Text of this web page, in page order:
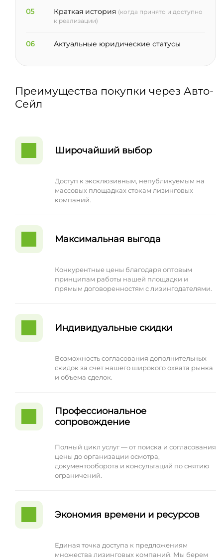
05 Краткая история (когда принято и доступно
к реализации)
06 Актуальные юридические статусы
Преимущества покупки через Авто-
Сейл
Широчайший выбор
Доступ к эксклюзивным, непубликуемым на
массовых площадках стокам лизинговых
компаний.
Максимальная выгода
Конкурентные цены благодаря оптовым
принципам работы нашей площадки и
прямым договоренностям с лизингодателями.
Индивидуальные скидки
Возможность согласования дополнительных
скидок за счет нашего широкого охвата рынка
и объема сделок.
Профессиональное
сопровождение
Полный цикл услуг — от поиска и согласования
цены до организации осмотра,
документооборота и консультаций по снятию
ограничений.
Экономия времени и ресурсов
Единая точка доступа к предложениям
множества лизинговых компаний. Мы берем